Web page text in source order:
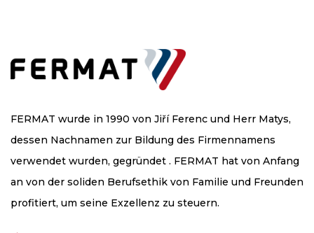
FERMAT wurde in 1990 von Jiří Ferenc und Herr Matys,
dessen Nachnamen zur Bildung des Firmennamens
verwendet wurden, gegründet . FERMAT hat von Anfang
an von der soliden Berufsethik von Familie und Freunden
profitiert, um seine Exzellenz zu steuern.